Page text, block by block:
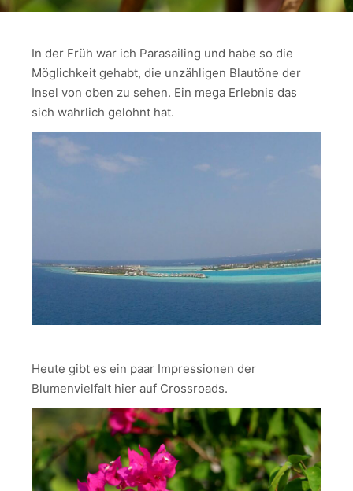
In der Früh war ich Parasailing und habe so die
Möglichkeit gehabt, die unzähligen Blautöne der
Insel von oben zu sehen. Ein mega Erlebnis das
sich wahrlich gelohnt hat.
Heute gibt es ein paar Impressionen der
Blumenvielfalt hier auf Crossroads.